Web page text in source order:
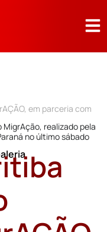
em parceria com
realizado pela
no último sábado